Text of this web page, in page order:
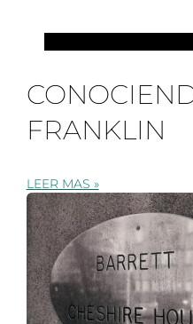
FRANKLIN
LEER MAS »